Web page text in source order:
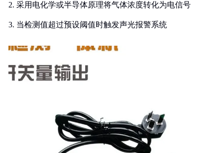
2. 采用电化学或半导体原理将气体浓度转化为电信号
3. 当检测值超过预设阈值时触发声光报警系统